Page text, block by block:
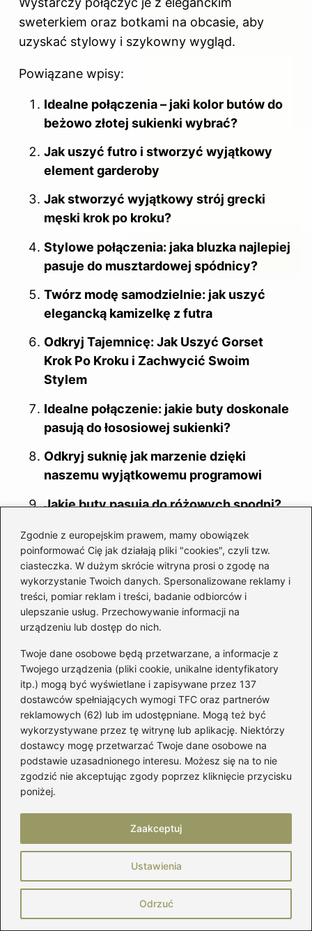
Zgodnie z europejskim prawem, mamy obowiązek
poinformować Cię jak działają pliki "cookies", czyli tzw.
ciasteczka. W dużym skrócie witryna prosi o zgodę na
wykorzystanie Twoich danych. Spersonalizowane reklamy i
treści, pomiar reklam i treści, badanie odbiorców i
ulepszanie usług. Przechowywanie informacji na
urządzeniu lub dostęp do nich.
Twoje dane osobowe będą przetwarzane, a informacje z
Twojego urządzenia (pliki cookie, unikalne identyfikatory
itp.) mogą być wyświetlane i zapisywane przez 137
dostawców spełniających wymogi TFC oraz partnerów
reklamowych (62) lub im udostępniane. Mogą też być
wykorzystywane przez tę witrynę lub aplikację. Niektórzy
dostawcy mogę przetwarzać Twoje dane osobowe na
podstawie uzasadnionego interesu. Możesz się na to nie
zgodzić nie akceptując zgody poprzez kliknięcie przycisku
poniżej.
Ustawienia
Odrzuć
Zaakceptuj
sweterkiem oraz botkami na obcasie, aby
uzyskać stylowy i szykowny wygląd.
Powiązane wpisy:
Idealne połączenia – jaki kolor butów do
beżowo złotej sukienki wybrać?
Jak uszyć futro i stworzyć wyjątkowy
element garderoby
Jak stworzyć wyjątkowy strój grecki
męski krok po kroku?
Stylowe połączenia: jaka bluzka najlepiej
pasuje do musztardowej spódnicy?
Twórz modę samodzielnie: jak uszyć
elegancką kamizelkę z futra
Odkryj Tajemnicę: Jak Uszyć Gorset
Krok Po Kroku i Zachwycić Swoim
Stylem
Idealne połączenie: jakie buty doskonale
pasują do łososiowej sukienki?
Odkryj suknię jak marzenie dzięki
naszemu wyjątkowemu programowi
Jakie buty pasują do różowych spodni?
Idealne połączenia: jakie buty do żółtej
marynarki wybrać?
Marek Piotrowski
Nazywam się Marek i od lat zgłębiam świat kobiecej mody,
w którym buty odgrywają pierwszoplanową rolę. Na
mójbut.pl pokazuję, że dobry styl zaczyna się od solidnej
pary obuwia — niezależnie od tego, czy mówimy o
eleganckich oxfordach, wygodnych sneakersach,
pogodę.
Moda dla pań to dla mnie nie tylko ubrania, ale sposób
wyrażania siebie. Na blogu znajdziesz testy butów,
praktyczne porady dotyczące pielęgnacji obuwia, recenzje
marek, zestawienia najciekawszych trendów, a także
wskazówki, jak łączyć buty z garderobą, by wyglądać